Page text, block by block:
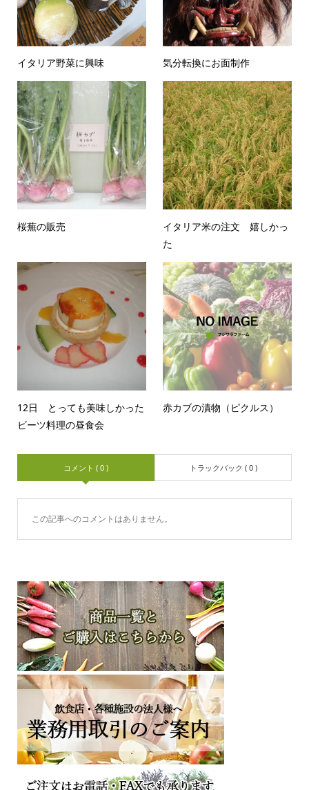
イタリア野菜に興味 気分転換にお面制作
桜蕪の販売
イタリア米の注文 嬉しかっ
た
12日 とっても美味しかった
ビーツ料理の昼食会
赤カブの漬物（ピクルス）
コメント ( 0 ) トラックバック ( 0 )
この記事へのコメントはありません。